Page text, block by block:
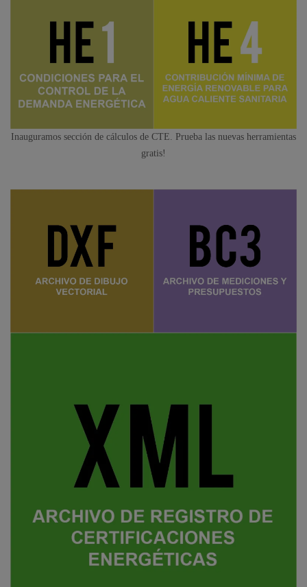
Inauguramos sección de cálculos de CTE. Prueba las nuevas herramientas
gratis!